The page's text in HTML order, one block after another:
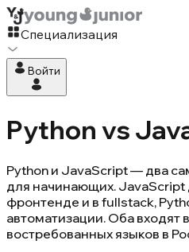
Специализация
Войти
Python vs
Python и JavaScript — два
для начинающих. JavaScript
фронтенде и в fullstack,
автоматизации. Оба входят
востребованных языков в